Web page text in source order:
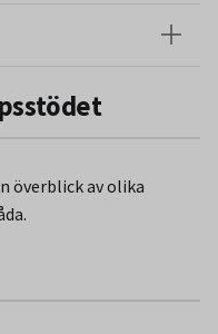
överblick av olika